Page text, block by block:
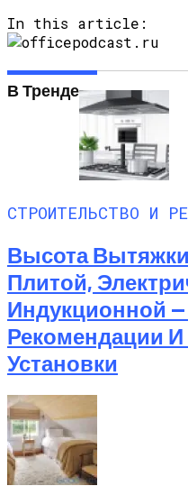
In this article:
В Тренде
СТРОИТЕЛЬСТВО И
Высота
Плитой,
Индукционной
Рекомендации
Установки